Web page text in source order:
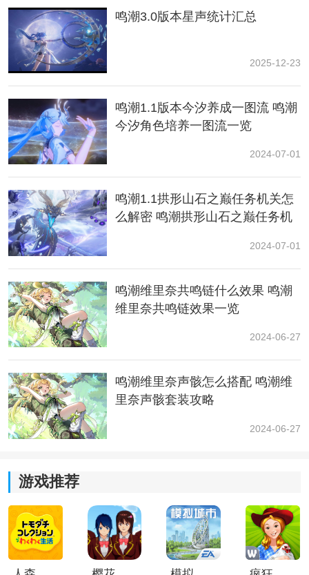
要求不是特别高，属于易上手的数值怪。
今汐
作为“今令尹”的她有着最高的职权，但同时也肩负着沉重
的责任。但是无论前路如何的艰险，她也将竭尽全力，
汐也可以驾驭和“角”一样的力量，异能力似乎是与“冰或
者雷”相关的，可以将春芒作雪，并流转万物，看上去似
乎是一个增伤辅助。长离是今汐的老师，
有过通讯对话，但没有正式露过脸。如今这师徒二人同
时登场，作为鸣潮1.1版本上下半卡池的限定角色。
吟霖
吟霖和忌炎都是公测首发限定卡池里的角色，忌炎其实
里的资源去调查那些大家看不见的罪恶，虽然外表看似
孤傲，但只要你能获得她足够的信任，你就会看到藏在
外表下的坚强又善良的内心。游戏中她可以召唤傀儡，
利用雷电丝线来操控傀儡，使出雷电攻击，雷电化成的
锁链即可以将敌人捕获，同时打出高额伤害。
鸣潮3.0版本星声统计汇总
2025-12-23
鸣潮1.1版本今汐养成一图流 鸣潮
今汐角色培养一图流一览
2024-07-01
鸣潮1.1拱形山石之巅任务机关怎
么解密 鸣潮拱形山石之巅任务机
2024-07-01
鸣潮维里奈共鸣链什么效果 鸣潮
维里奈共鸣链效果一览
2024-06-27
鸣潮维里奈声骸怎么搭配 鸣潮维
里奈声骸套装攻略
2024-06-27
游戏推荐